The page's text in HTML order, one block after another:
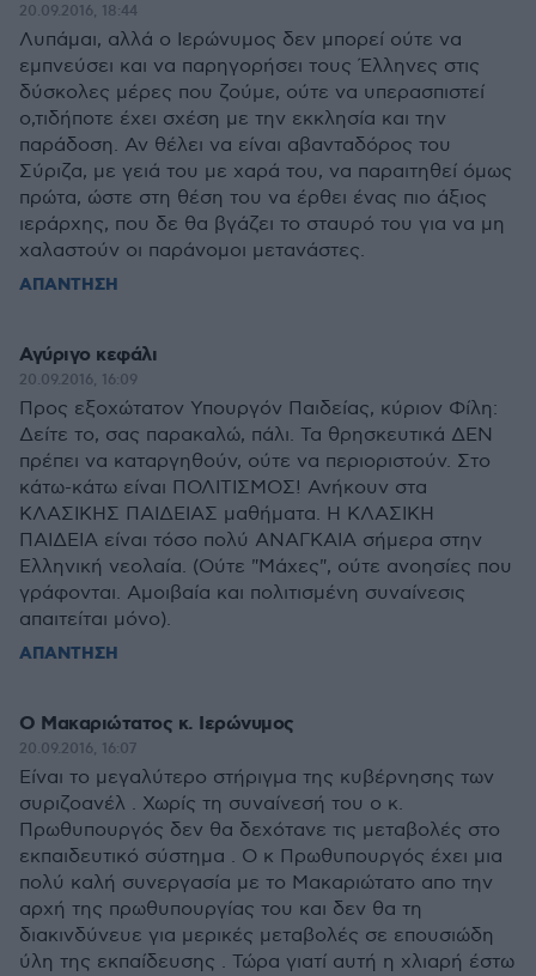
20.09.2016, 18:44
Λυπάμαι, αλλά ο Ιερώνυμος δεν μπορεί ούτε να
εμπνεύσει και να παρηγορήσει τους Έλληνες στις
δύσκολες μέρες που ζούμε, ούτε να υπερασπιστεί
ο,τιδήποτε έχει σχέση με την εκκλησία και την
παράδοση. Αν θέλει να είναι αβανταδόρος του
Σύριζα, με γειά του με χαρά του, να παραιτηθεί όμως
πρώτα, ώστε στη θέση του να έρθει ένας πιο άξιος
ιεράρχης, που δε θα βγάζει το σταυρό του για να μη
χαλαστούν οι παράνομοι μετανάστες.
ΑΠΑΝΤΗΣΗ
Αγύριγο κεφάλι
20.09.2016, 16:09
Προς εξοχώτατον Υπουργόν Παιδείας, κύριον Φίλη:
Δείτε το, σας παρακαλώ, πάλι. Τα θρησκευτικά ΔΕΝ
πρέπει να καταργηθούν, ούτε να περιοριστούν. Στο
κάτω-κάτω είναι ΠΟΛΙΤΙΣΜΟΣ! Ανήκουν στα
ΚΛΑΣΙΚΗΣ ΠΑΙΔΕΙΑΣ μαθήματα. Η ΚΛΑΣΙΚΗ
ΠΑΙΔΕΙΑ είναι τόσο πολύ ΑΝΑΓΚΑΙΑ σήμερα στην
Ελληνική νεολαία. (Ούτε "Μάχες", ούτε ανοησίες που
γράφονται. Αμοιβαία και πολιτισμένη συναίνεσις
απαιτείται μόνο).
ΑΠΑΝΤΗΣΗ
Ο Μακαριώτατος κ. Ιερώνυμος
20.09.2016, 16:07
Είναι το μεγαλύτερο στήριγμα της κυβέρνησης των
συριζοανέλ . Χωρίς τη συναίνεσή του ο κ.
Πρωθυπουργός δεν θα δεχότανε τις μεταβολές στο
εκπαιδευτικό σύστημα . Ο κ Πρωθυπουργός έχει μια
πολύ καλή συνεργασία με το Μακαριώτατο απο την
αρχή της πρωθυπουργίας του και δεν θα τη
διακινδύνευε για μερικές μεταβολές σε επουσιώδη
ύλη της εκπαίδευσης . Τώρα γιατί αυτή η χλιαρή έστω